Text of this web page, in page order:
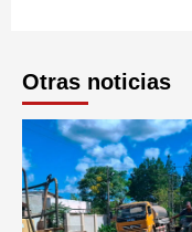
Otras noticias